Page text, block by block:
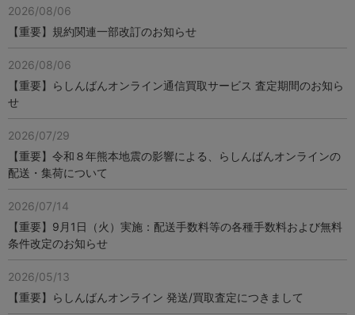
2026/08/06
【重要】規約関連一部改訂のお知らせ
2026/08/06
【重要】らしんばんオンライン通信買取サービス 査定期間のお知ら
せ
2026/07/29
【重要】令和８年熊本地震の影響による、らしんばんオンラインの
配送・集荷について
2026/07/14
【重要】9月1日（火）実施：配送手数料等の各種手数料および無料
条件改定のお知らせ
2026/05/13
【重要】らしんばんオンライン 発送/買取査定につきまして